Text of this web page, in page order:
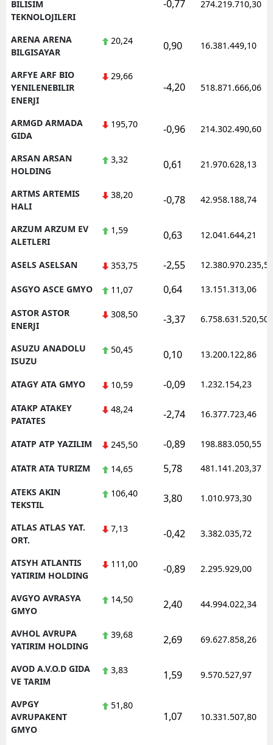
BILISIM
TEKNOLOJILERI
-0,77 274.219.710,30
ARENA ARENA
BILGISAYAR
20,24 0,90 16.381.449,10
ARFYE ARF BIO
YENILENEBILIR
ENERJI
29,66
-4,20 518.871.666,06
ARMGD ARMADA
GIDA
195,70 -0,96 214.302.490,60
ARSAN ARSAN
HOLDING
3,32 0,61 21.970.628,13
ARTMS ARTEMIS
HALI
38,20 -0,78 42.958.188,74
ARZUM ARZUM EV
ALETLERI
1,59 0,63 12.041.644,21
ASELS ASELSAN 353,75 -2,55 12.380.970.235,50
ASGYO ASCE GMYO 11,07 0,64 13.151.313,06
ASTOR ASTOR
ENERJI
308,50 -3,37 6.758.631.520,50
ASUZU ANADOLU
ISUZU
50,45 0,10 13.200.122,86
ATAGY ATA GMYO 10,59 -0,09 1.232.154,23
ATAKP ATAKEY
PATATES
48,24 -2,74 16.377.723,46
ATATP ATP YAZILIM 245,50 -0,89 198.883.050,55
ATATR ATA TURIZM 14,65 5,78 481.141.203,37
ATEKS AKIN
TEKSTIL
106,40 3,80 1.010.973,30
ATLAS ATLAS YAT.
ORT.
7,13 -0,42 3.382.035,72
ATSYH ATLANTIS
YATIRIM HOLDING
111,00 -0,89 2.295.929,00
AVGYO AVRASYA
GMYO
14,50 2,40 44.994.022,34
AVHOL AVRUPA
YATIRIM HOLDING
39,68 2,69 69.627.858,26
AVOD A.V.O.D GIDA
VE TARIM
3,83 1,59 9.570.527,97
AVPGY
AVRUPAKENT
GMYO
51,80
1,07 10.331.507,80